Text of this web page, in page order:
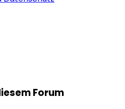
Forum